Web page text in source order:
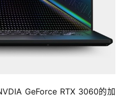
GeForce RTX 3060的加